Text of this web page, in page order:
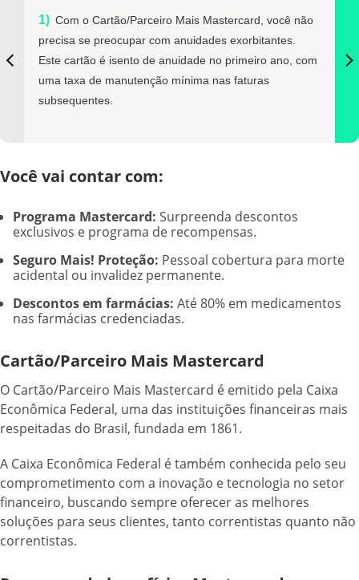
Com o Cartão/Parceiro Mais Mastercard, você não
precisa se preocupar com anuidades exorbitantes.
Este cartão é isento de anuidade no primeiro ano, com
uma taxa de manutenção mínima nas faturas
subsequentes.
Você vai contar com:
Programa Mastercard: Surpreenda descontos
exclusivos e programa de recompensas.
Seguro Mais! Proteção: Pessoal cobertura para morte
acidental ou invalidez permanente.
Descontos em farmácias: Até 80% em medicamentos
nas farmácias credenciadas.
Cartão/Parceiro Mais Mastercard
O Cartão/Parceiro Mais Mastercard é emitido pela Caixa
Econômica Federal, uma das instituições financeiras mais
respeitadas do Brasil, fundada em 1861.
A Caixa Econômica Federal é também conhecida pelo seu
comprometimento com a inovação e tecnologia no setor
financeiro, buscando sempre oferecer as melhores
soluções para seus clientes, tanto correntistas quanto não
correntistas.